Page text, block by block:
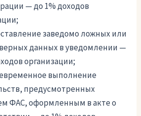
— до 1% доходов
заведомо ложных или
данных в уведомлении —
организации;
выполнение
предусмотренных
ФАС, оформленным в акте о